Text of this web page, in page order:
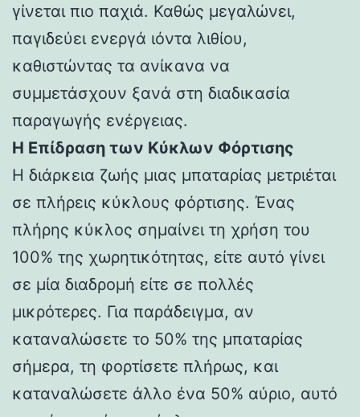
γίνεται πιο παχιά. Καθώς μεγαλώνει,
παγιδεύει ενεργά ιόντα λιθίου,
καθιστώντας τα ανίκανα να
συμμετάσχουν ξανά στη διαδικασία
παραγωγής ενέργειας.
Η Επίδραση των Κύκλων Φόρτισης
Η διάρκεια ζωής μιας μπαταρίας μετριέται
σε πλήρεις κύκλους φόρτισης. Ένας
πλήρης κύκλος σημαίνει τη χρήση του
100% της χωρητικότητας, είτε αυτό γίνει
σε μία διαδρομή είτε σε πολλές
μικρότερες. Για παράδειγμα, αν
καταναλώσετε το 50% της μπαταρίας
σήμερα, τη φορτίσετε πλήρως, και
καταναλώσετε άλλο ένα 50% αύριο, αυτό